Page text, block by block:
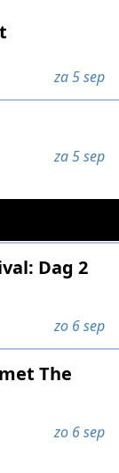
za 5 sep
za 5 sep
Dag 2
zo 6 sep
The
zo 6 sep